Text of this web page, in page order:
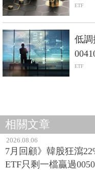
ETF
低調
「我
ETF
相關文章
2026.08.06
7月回顧》韓股狂瀉
ETF只剩一檔贏過0050